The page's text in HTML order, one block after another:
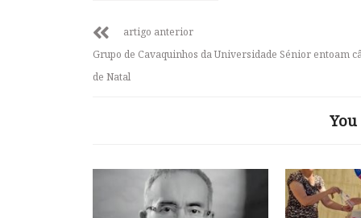
artigo anterior
Grupo de Cavaquinhos da Universidade Sénior entoam
de Natal